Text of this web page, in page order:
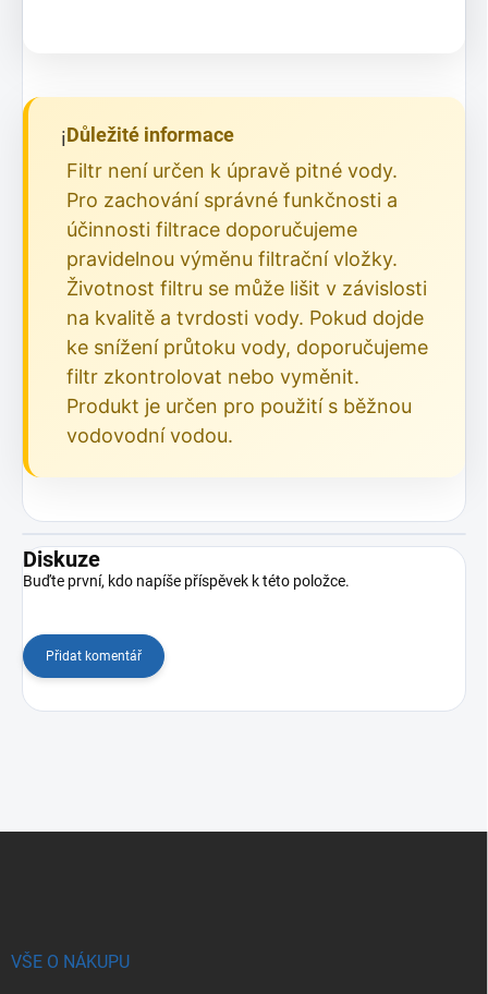
ℹ️Důležité informace
Filtr není určen k úpravě pitné vody.
Pro zachování správné funkčnosti a
účinnosti filtrace doporučujeme
pravidelnou výměnu filtrační vložky.
Životnost filtru se může lišit v závislosti
na kvalitě a tvrdosti vody. Pokud dojde
ke snížení průtoku vody, doporučujeme
filtr zkontrolovat nebo vyměnit.
Produkt je určen pro použití s běžnou
vodovodní vodou.
Diskuze
Buďte první, kdo napíše příspěvek k této položce.
Přidat komentář
VŠE O NÁKUPU